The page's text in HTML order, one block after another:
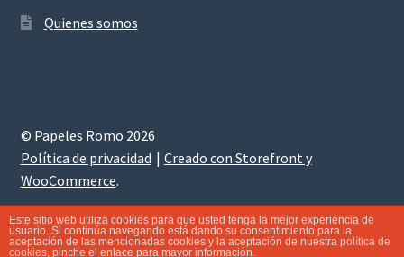
Quienes somos
© Papeles Romo 2026
Política de privacidad
Creado con Storefront y
WooCommerce.
0
Este sitio web utiliza cookies para que usted tenga la mejor experiencia de
usuario. Si continúa navegando está dando su consentimiento para la
aceptación de las mencionadas cookies y la aceptación de nuestra política de
cookies, pinche el enlace para mayor información.